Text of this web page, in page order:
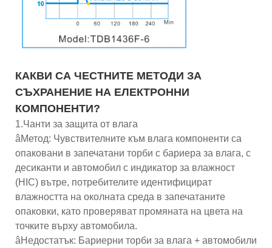
КАКВИ СА ЧЕСТНИТЕ МЕТОДИ ЗА
СЪХРАНЕНИЕ НА ЕЛЕКТРОННИ
КОМПОНЕНТИ?
1.Чанти за защита от влага
âМетод: Чувствителните към влага компоненти са
опаковани в запечатани торби с бариера за влага, с
десиканти и автомобил с индикатор за влажност
(HIC) вътре, потребителите идентифицират
влажността на околната среда в запечатаните
опаковки, като проверяват промяната на цвета на
точките върху автомобила.
âНедостатък: Бариерни торби за влага + автомобили